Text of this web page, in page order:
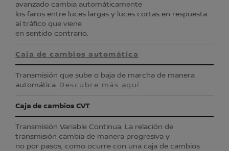
avanzado cambia automáticamente
los faros entre luces largas y luces cortas en respuesta
al tráfico que viene
en sentido contrario.
Caja de cambios automática
Transmisión que sube o baja de marcha de manera
automática. Descubre más aquí.
Caja de cambios CVT
Transmisión Variable Continua. La relación de
transmisión cambia de manera progresiva y
no por pasos, como ocurre con una caja de cambios